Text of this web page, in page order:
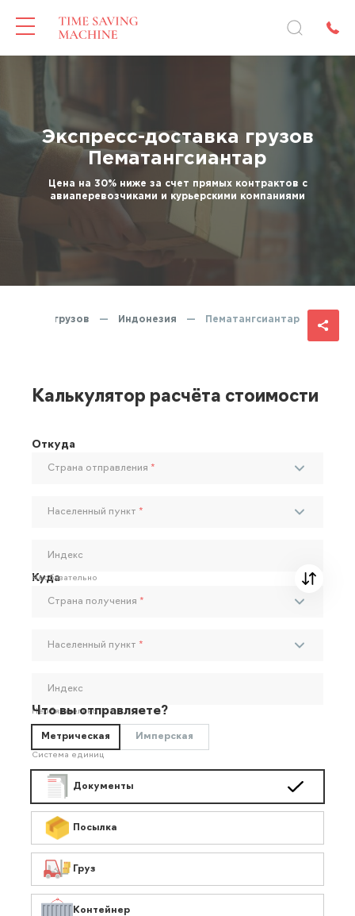
Экспресс-доставка грузов
Пематангсиантар
Цена на 30% ниже за счет прямых контрактов с
авиаперевозчиками и курьерскими компаниями
грузов — Индонезия — Пематангсиантар
Калькулятор расчёта стоимости
Откуда
Страна отправления *
Населенный пункт *
Индекс
Необязательно
Куда
Страна получения *
Населенный пункт *
Индекс
Необязательно
Что вы отправляете?
Метрическая Имперская
Система единиц
Документы
Посылка
Груз
Контейнер